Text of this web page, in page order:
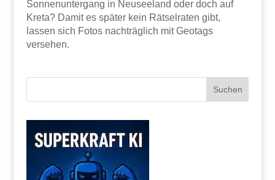
Sonnenuntergang in Neuseeland oder doch auf
Kreta? Damit es später kein Rätselraten gibt,
lassen sich Fotos nachträglich mit Geotags
versehen.